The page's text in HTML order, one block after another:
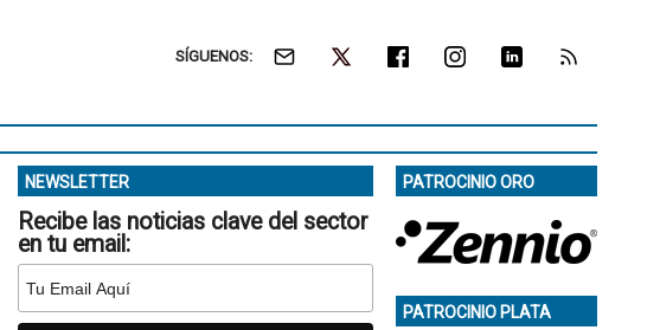
SÍGUENOS:
NEWSLETTER
Recibe las noticias clave del sector
en tu email:
PATROCINIO ORO
PATROCINIO PLATA